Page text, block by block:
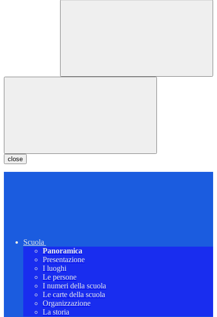
close
Scuola
Panoramica
Presentazione
I luoghi
Le persone
I numeri della scuola
Le carte della scuola
Organizzazione
La storia